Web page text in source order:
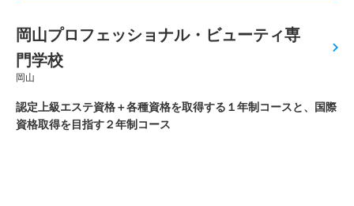
岡山プロフェッショナル・ビューティ専
門学校
岡山
認定上級エステ資格＋各種資格を取得する１年制コースと、国際
資格取得を目指す２年制コース